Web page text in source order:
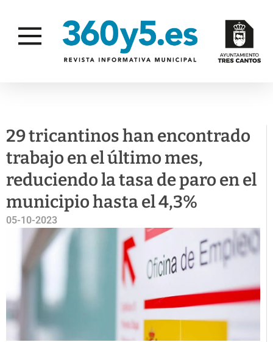
29 tricantinos han encontrado
trabajo en el último mes,
reduciendo la tasa de paro en el
municipio hasta el 4,3%
05-10-2023